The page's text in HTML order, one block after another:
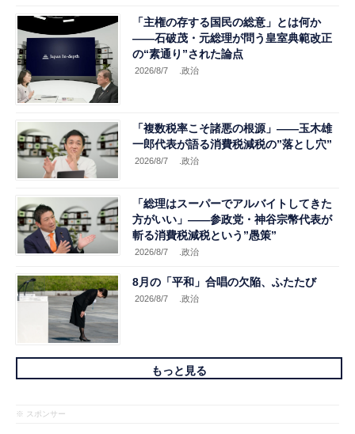
「主権の存する国民の総意」とは何か
――石破茂・元総理が問う皇室典範改正
の“素通り”された論点
2026/8/7 .政治
「複数税率こそ諸悪の根源」――玉木雄
一郎代表が語る消費税減税の”落とし穴”
2026/8/7 .政治
「総理はスーパーでアルバイトしてきた
方がいい」――参政党・神谷宗幣代表が
斬る消費税減税という”愚策”
2026/8/7 .政治
8月の「平和」合唱の欠陥、ふたたび
2026/8/7 .政治
もっと見る
※ スポンサー